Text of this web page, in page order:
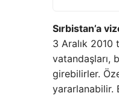
Sırbistan’a
3 Aralık 2010
vatandaşları,
girebilirler.
yararlanabilir.